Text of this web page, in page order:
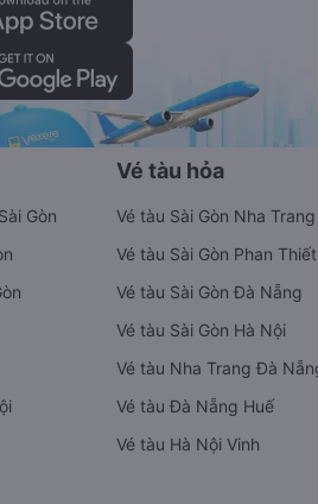
Gòn
Vé tàu hỏa
Vé tàu Sài Gòn Nha Trang
Vé tàu Sài Gòn Phan Thiết
Vé tàu Sài Gòn Đà Nẵng
Vé tàu Sài Gòn Hà Nội
Vé tàu Nha Trang Đà
Vé tàu Đà Nẵng Huế
Vé tàu Hà Nội Vinh